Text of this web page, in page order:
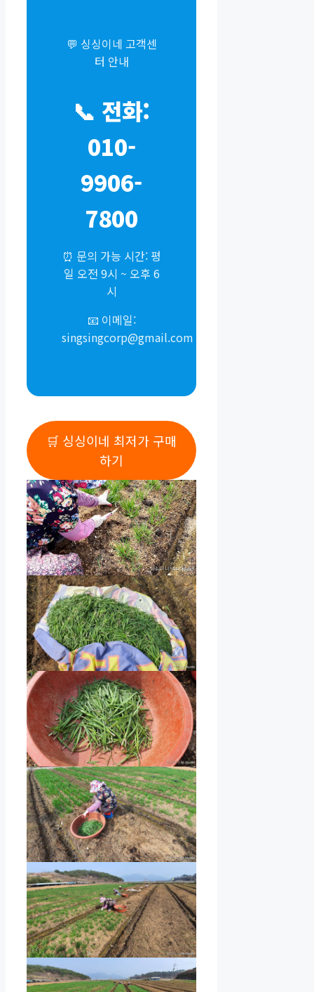
💬 싱싱이네 고객센
터 안내
📞 전화:
010-
9906-
7800
⏰ 문의 가능 시간: 평
일 오전 9시 ~ 오후 6
시
📧 이메일:
singsingcorp@gmail.com
🛒 싱싱이네 최저가 구매
하기